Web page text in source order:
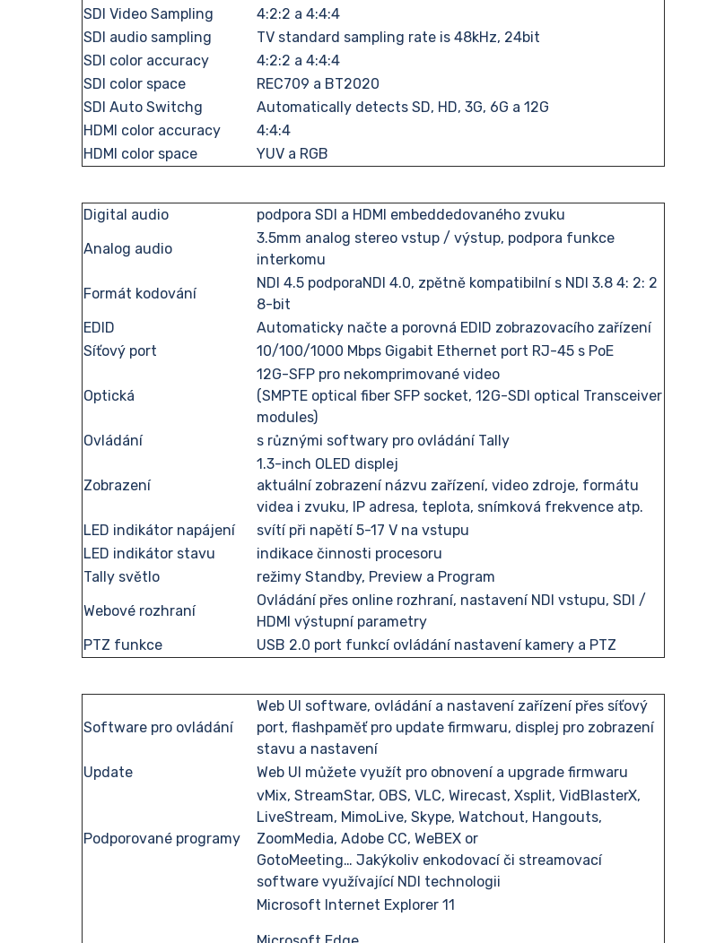
SDI Video Sampling
4:2:2 a 4:4:4
SDI audio sampling
TV standard sampling rate is 48kHz, 24bit
SDI color accuracy
4:2:2 a 4:4:4
SDI color space
REC709 a BT2020
SDI Auto Switchg
Automatically detects SD, HD, 3G, 6G a 12G
HDMI color accuracy
4:4:4
HDMI color space
YUV a RGB
Digital audio
podpora SDI a HDMI embeddedovaného zvuku
Analog audio
3.5mm analog stereo vstup / výstup, podpora funkce
interkomu
Formát kodování
NDI 4.5 podporaNDI 4.0, zpětně kompatibilní s NDI 3.8 4: 2: 2
8-bit
EDID
Automaticky načte a porovná EDID zobrazovacího zařízení
Síťový port
10/100/1000 Mbps Gigabit Ethernet port RJ-45 s PoE
Optická
12G-SFP pro nekomprimované video
(SMPTE optical fiber SFP socket, 12G-SDI optical Transceiver
modules)
Ovládání
s různými softwary pro ovládání Tally
Zobrazení
1.3-inch OLED displej
aktuální zobrazení názvu zařízení, video zdroje, formátu
videa i zvuku, IP adresa, teplota, snímková frekvence atp.
LED indikátor napájení
svítí při napětí 5-17 V na vstupu
LED indikátor stavu
indikace činnosti procesoru
Tally světlo
režimy Standby, Preview a Program
Webové rozhraní
Ovládání přes online rozhraní, nastavení NDI vstupu, SDI /
HDMI výstupní parametry
PTZ funkce
USB 2.0 port funkcí ovládání nastavení kamery a PTZ
Software pro ovládání
Web UI software, ovládání a nastavení zařízení přes síťový
port, flashpaměť pro update firmwaru, displej pro zobrazení
stavu a nastavení
Update
Web UI můžete využít pro obnovení a upgrade firmwaru
Podporované programy
vMix, StreamStar, OBS, VLC, Wirecast, Xsplit, VidBlasterX,
LiveStream, MimoLive, Skype, Watchout, Hangouts,
ZoomMedia, Adobe CC, WeBEX or
GotoMeeting… Jakýkoliv enkodovací či streamovací
software využívající NDI technologii
Microsoft Internet Explorer 11